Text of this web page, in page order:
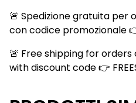
🚨 Spedizione gratuita per
con codice promozionale 👉
🚨 Free shipping for orders
with discount code 👉